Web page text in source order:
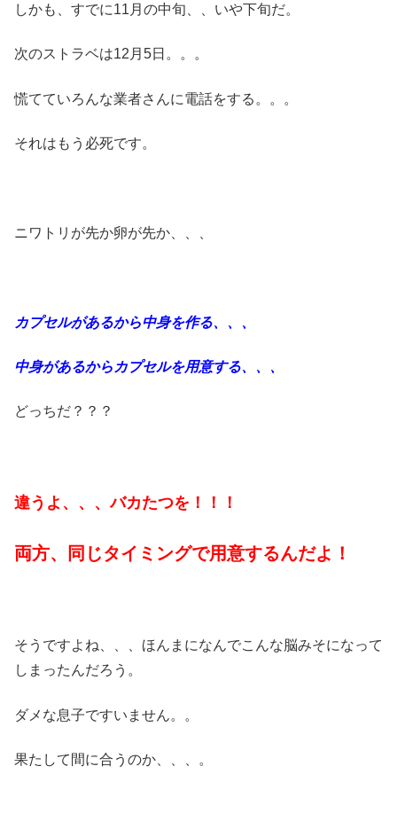
しかも、すでに11月の中旬、、いや下旬だ。
次のストラベは12月5日。。。
慌てていろんな業者さんに電話をする。。。
それはもう必死です。
ニワトリが先か卵が先か、、、
カプセルがあるから中身を作る、、、
中身があるからカプセルを用意する、、、
どっちだ？？？
違うよ、、、バカたつを！！！
両方、同じタイミングで用意するんだよ！
そうですよね、、、ほんまになんでこんな脳みそになって
しまったんだろう。
ダメな息子ですいません。。
果たして間に合うのか、、、。